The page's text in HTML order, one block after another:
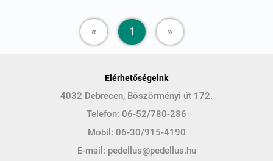
« Previous
1 » Next
Elérhetőségeink
4032 Debrecen, Böszörményi út 172.
Telefon: 06-52/780-286
Mobil: 06-30/915-4190
E-mail: pedellus@pedellus.hu